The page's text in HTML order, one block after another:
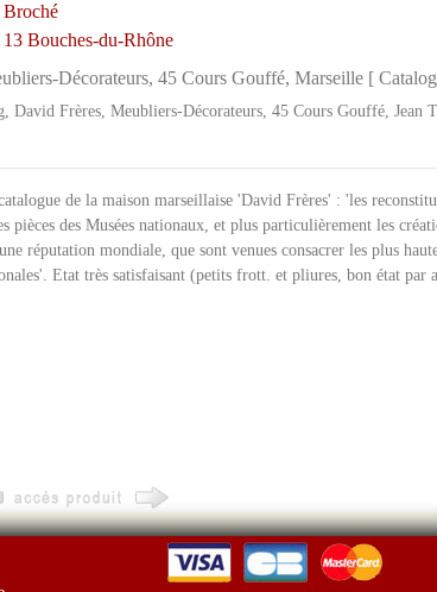
Broché
13 Bouches-du-Rhône
Décorateurs, 45 Cours Gouffé, Marseille [
David Frères, Meubliers-Décorateurs, 45 Cours Gouffé, Jean
de la maison marseillaise 'David Frères' : 'les
pièces des Musées nationaux, et plus particulièrement les
réputation mondiale, que sont venues consacrer les plus
Etat très satisfaisant (petits frott. et pliures, bon état par